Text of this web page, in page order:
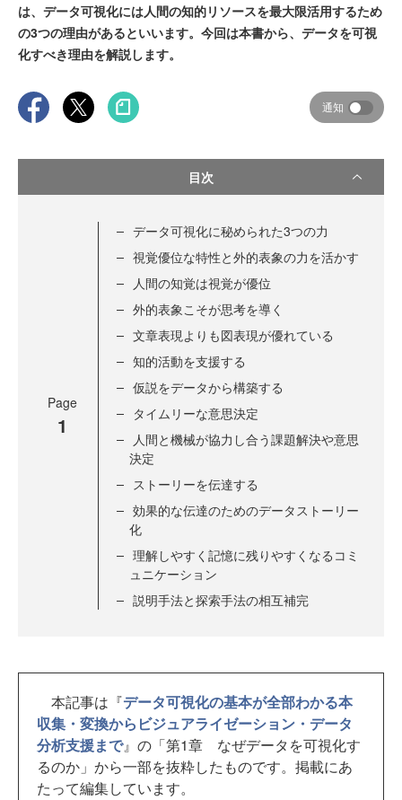
は、データ可視化には人間の知的リソースを最大限活用するため
の3つの理由があるといいます。今回は本書から、データを可視
化すべき理由を解説します。
通知
目次
Page
1
データ可視化に秘められた3つの力
視覚優位な特性と外的表象の力を活かす
人間の知覚は視覚が優位
外的表象こそが思考を導く
文章表現よりも図表現が優れている
知的活動を支援する
仮説をデータから構築する
タイムリーな意思決定
人間と機械が協力し合う課題解決や意思
決定
ストーリーを伝達する
効果的な伝達のためのデータストーリー
化
理解しやすく記憶に残りやすくなるコミ
ュニケーション
説明手法と探索手法の相互補完
本記事は『データ可視化の基本が全部わかる本
収集・変換からビジュアライゼーション・データ
分析支援まで』の「第1章 なぜデータを可視化す
るのか」から一部を抜粋したものです。掲載にあ
たって編集しています。